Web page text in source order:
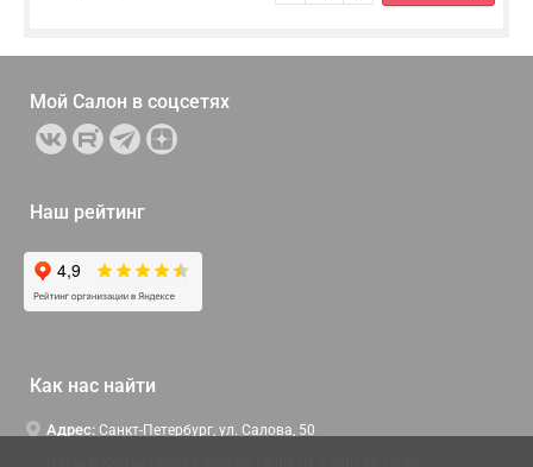
Мой Салон в соцсетях
Наш рейтинг
Как нас найти
Адрес: Санкт-Петербург, ул. Салова, 50